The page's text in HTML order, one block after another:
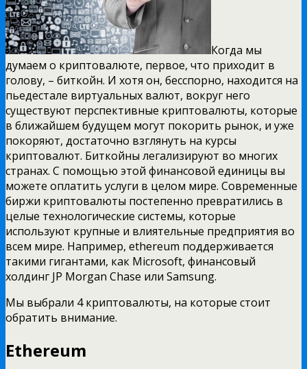
Когда мы
думаем о криптовалюте, первое, что приходит в
голову, – биткойн. И хотя он, бесспорно, находится на
пьедестале виртуальных валют, вокруг него
существуют перспективные криптовалюты, которые
в ближайшем будущем могут покорить рынок, и уже
покоряют, достаточно взглянуть на курсы
криптовалют. Биткойны легализируют во многих
странах. С помощью этой финансовой единицы вы
можете оплатить услуги в целом мире. Современные
биржи криптовалюты постепенно превратились в
целые технологические системы, которые
используют крупные и влиятельные предприятия во
всем мире. Например, ethereum поддерживается
такими гигантами, как Microsoft, финансовый
холдинг JP Morgan Chase или Samsung.
Мы выбрали 4 криптовалюты, на которые стоит
обратить внимание.
Ethereum